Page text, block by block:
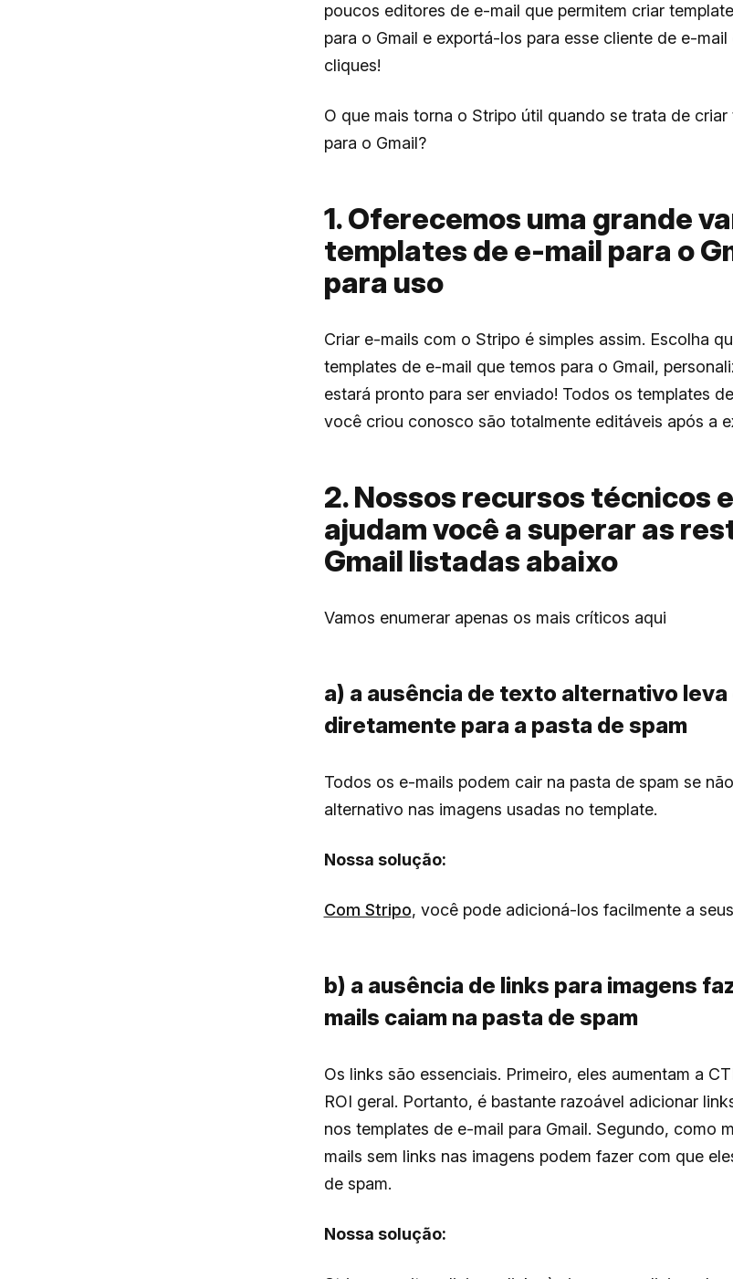
poucos editores de e-mail que permitem criar
para o Gmail e exportá-los para esse cliente de e-
cliques!
O que mais torna o Stripo útil quando se trata de
para o Gmail?
1. Oferecemos uma grande
templates de e-mail para o
para uso
Criar e-mails com o Stripo é simples assim. Escolha
templates de e-mail que temos para o Gmail,
estará pronto para ser enviado! Todos os templates
você criou conosco são totalmente editáveis após a
2. Nossos recursos técnicos
ajudam você a superar as
Gmail listadas abaixo
Vamos enumerar apenas os mais críticos aqui
a) a ausência de texto alternativo
diretamente para a pasta de spam
Todos os e-mails podem cair na pasta de spam se
alternativo nas imagens usadas no template.
Nossa solução:
Com Stripo, você pode adicioná-los facilmente a
b) a ausência de links para imagens
mails caiam na pasta de spam
Os links são essenciais. Primeiro, eles aumentam a
ROI geral. Portanto, é bastante razoável adicionar
nos templates de e-mail para Gmail. Segundo, como
mails sem links nas imagens podem fazer com que
de spam.
Nossa solução: